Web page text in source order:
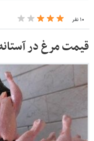
۱۰ نفر
قیمت مرغ در